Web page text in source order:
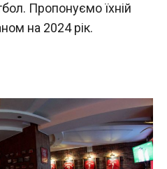
Пропонуємо їхній
на 2024 рік.